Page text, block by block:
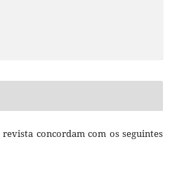
concordam com os seguintes